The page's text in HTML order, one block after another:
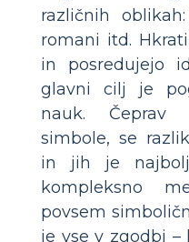
različnih
romani itd.
in posredujejo
glavni cilj je
nauk. Čeprav
simbole, se
in jih je
kompleksno
povsem
je vse v zgodbi